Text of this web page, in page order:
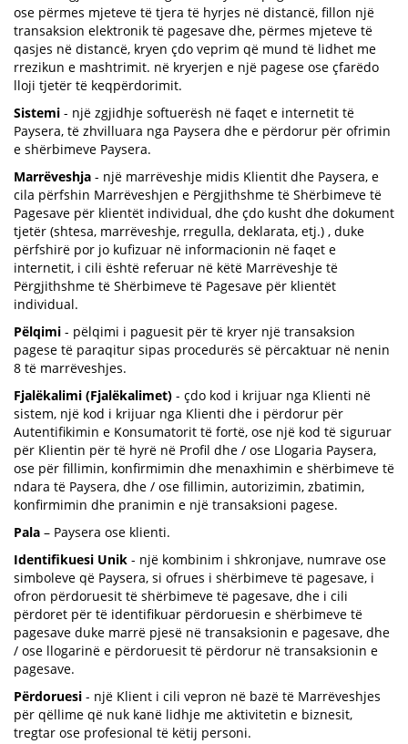
ose përmes mjeteve të tjera të hyrjes në distancë, fillon një
transaksion elektronik të pagesave dhe, përmes mjeteve të
qasjes në distancë, kryen çdo veprim që mund të lidhet me
rrezikun e mashtrimit. në kryerjen e një pagese ose çfarëdo
lloji tjetër të keqpërdorimit.
Sistemi - një zgjidhje softuerësh në faqet e internetit të
Paysera, të zhvilluara nga Paysera dhe e përdorur për ofrimin
e shërbimeve Paysera.
Marrëveshja - një marrëveshje midis Klientit dhe Paysera, e
cila përfshin Marrëveshjen e Përgjithshme të Shërbimeve të
Pagesave për klientët individual, dhe çdo kusht dhe dokument
tjetër (shtesa, marrëveshje, rregulla, deklarata, etj.) , duke
përfshirë por jo kufizuar në informacionin në faqet e
internetit, i cili është referuar në këtë Marrëveshje të
Përgjithshme të Shërbimeve të Pagesave për klientët
individual.
Pëlqimi - pëlqimi i paguesit për të kryer një transaksion
pagese të paraqitur sipas procedurës së përcaktuar në nenin
8 të marrëveshjes.
Fjalëkalimi (Fjalëkalimet) - çdo kod i krijuar nga Klienti në
sistem, një kod i krijuar nga Klienti dhe i përdorur për
Autentifikimin e Konsumatorit të fortë, ose një kod të siguruar
për Klientin për të hyrë në Profil dhe / ose Llogaria Paysera,
ose për fillimin, konfirmimin dhe menaxhimin e shërbimeve të
ndara të Paysera, dhe / ose fillimin, autorizimin, zbatimin,
konfirmimin dhe pranimin e një transaksioni pagese.
Pala – Paysera ose klienti.
Identifikuesi Unik - një kombinim i shkronjave, numrave ose
simboleve që Paysera, si ofrues i shërbimeve të pagesave, i
ofron përdoruesit të shërbimeve të pagesave, dhe i cili
përdoret për të identifikuar përdoruesin e shërbimeve të
pagesave duke marrë pjesë në transaksionin e pagesave, dhe
/ ose llogarinë e përdoruesit të përdorur në transaksionin e
pagesave.
Përdoruesi - një Klient i cili vepron në bazë të Marrëveshjes
për qëllime që nuk kanë lidhje me aktivitetin e biznesit,
tregtar ose profesional të këtij personi.